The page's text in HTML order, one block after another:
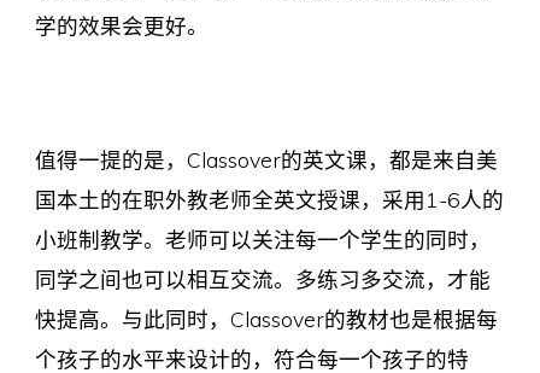
学的效果会更好。
值得一提的是，Classover的英文课，都是来自美
国本土的在职外教老师全英文授课，采用1-6人的
小班制教学。老师可以关注每一个学生的同时，
同学之间也可以相互交流。多练习多交流，才能
快提高。与此同时，Classover的教材也是根据每
个孩子的水平来设计的，符合每一个孩子的特